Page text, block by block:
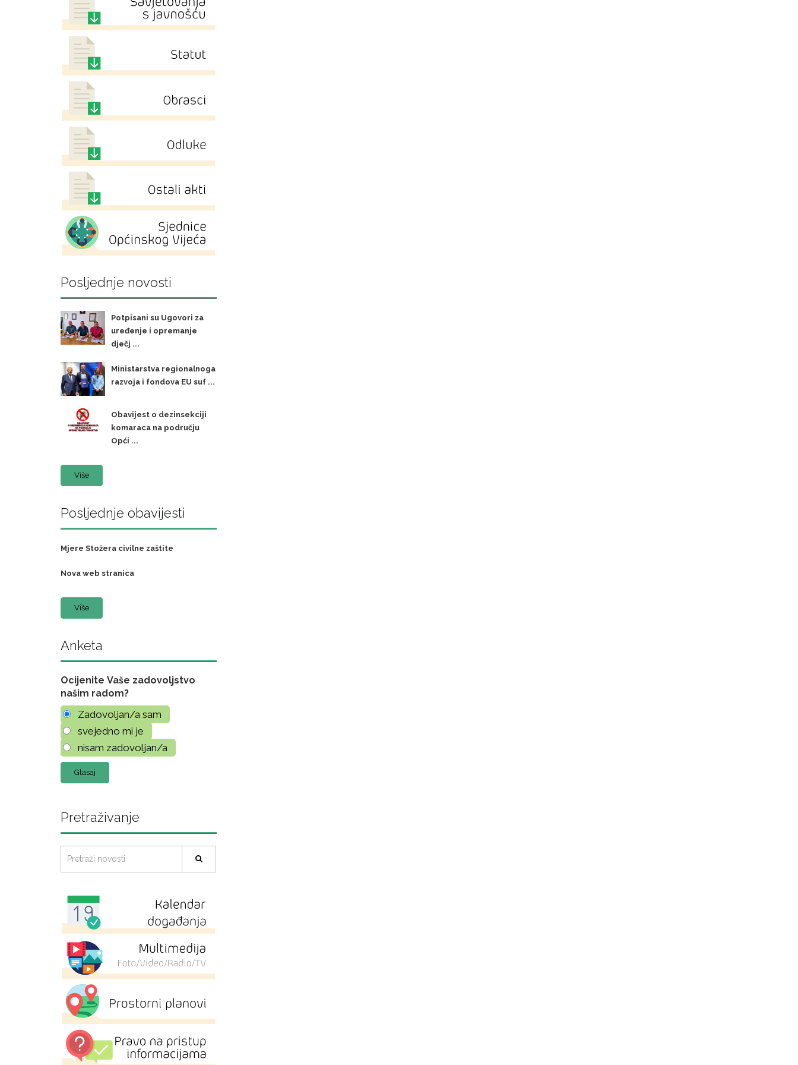
Posljednje novosti
Potpisani su Ugovori za
uređenje i opremanje
dječj ...
Ministarstva regionalnoga
razvoja i fondova EU suf ...
Obavijest o dezinsekciji
komaraca na području
Opći ...
Više
Posljednje obavijesti
Mjere Stožera civilne zaštite
Nova web stranica
Više
Anketa
Ocijenite Vaše zadovoljstvo
našim radom?
Zadovoljan/a sam
svejedno mi je
nisam zadovoljan/a
Pretraživanje